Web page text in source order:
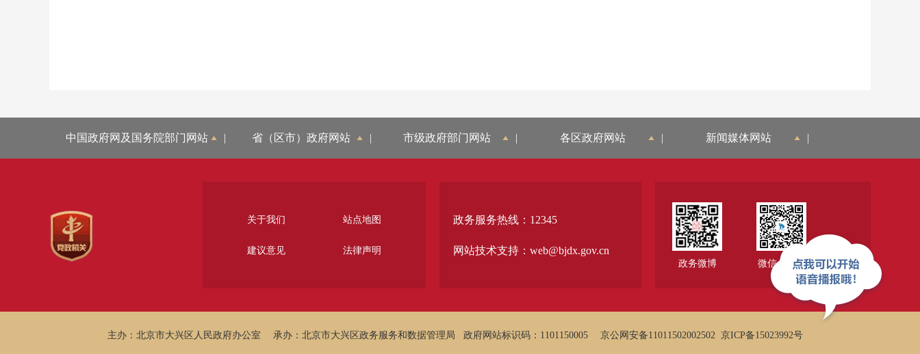
中国政府网及国务院部门网站 | 省（区市）政府网站 | 市级政府部门网站 | 各区政府网站 | 新闻媒体网站 |
关于我们 站点地图
建议意见 法律声明
政务服务热线：12345
网站技术支持：web@bjdx.gov.cn
政务微博 微信公众号
主办：北京市大兴区人民政府办公室 承办：北京市大兴区政务服务和数据管理局 政府网站标识码：1101150005 京公网安备11011502002502 京ICP备15023992号